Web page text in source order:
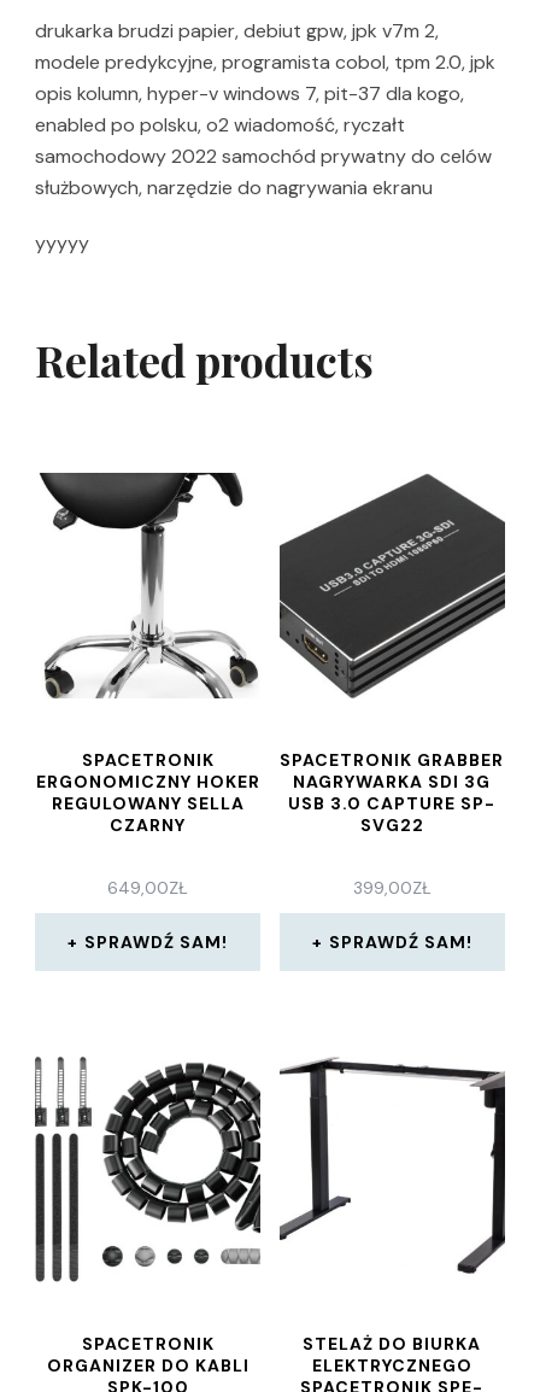
drukarka brudzi papier, debiut gpw, jpk v7m 2,
modele predykcyjne, programista cobol, tpm 2.0, jpk
opis kolumn, hyper-v windows 7, pit-37 dla kogo,
enabled po polsku, o2 wiadomość, ryczałt
samochodowy 2022 samochód prywatny do celów
służbowych, narzędzie do nagrywania ekranu
yyyyy
Related products
SPACETRONIK
ERGONOMICZNY HOKER
REGULOWANY SELLA
CZARNY
649,00ZŁ
SPRAWDŹ SAM!
SPACETRONIK GRABBER
NAGRYWARKA SDI 3G
USB 3.0 CAPTURE SP-
SVG22
399,00ZŁ
SPRAWDŹ SAM!
SPACETRONIK
ORGANIZER DO KABLI
SPK-100
STELAŻ DO BIURKA
ELEKTRYCZNEGO
SPACETRONIK SPE-